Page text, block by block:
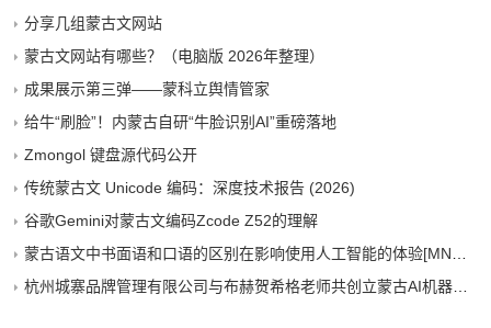
分享几组蒙古文网站
蒙古文网站有哪些？（电脑版 2026年整理）
成果展示第三弹——蒙科立舆情管家
给牛“刷脸”！内蒙古自研“牛脸识别AI”重磅落地
Zmongol 键盘源代码公开
传统蒙古文 Unicode 编码：深度技术报告 (2026)
谷歌Gemini对蒙古文编码Zcode Z52的理解
蒙古语文中书面语和口语的区别在影响使用人工智能的体验[MNG&zh-CN]
杭州城寨品牌管理有限公司与布赫贺希格老师共创立蒙古AI机器人，布局文化科技新赛道